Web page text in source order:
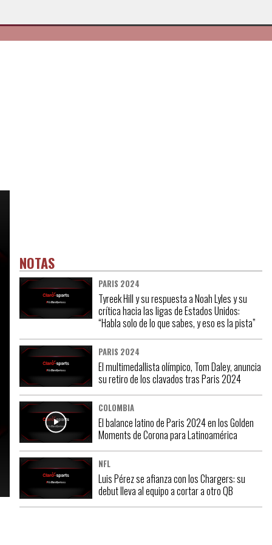
NOTAS
PARIS 2024
Tyreek Hill y su respuesta a Noah Lyles y su
crítica hacia las ligas de Estados Unidos:
“Habla solo de lo que sabes, y eso es la pista”
PARIS 2024
El multimedallista olímpico, Tom Daley, anuncia
su retiro de los clavados tras Paris 2024
COLOMBIA
El balance latino de Paris 2024 en los Golden
Moments de Corona para Latinoamérica
NFL
Luis Pérez se afianza con los Chargers: su
debut lleva al equipo a cortar a otro QB